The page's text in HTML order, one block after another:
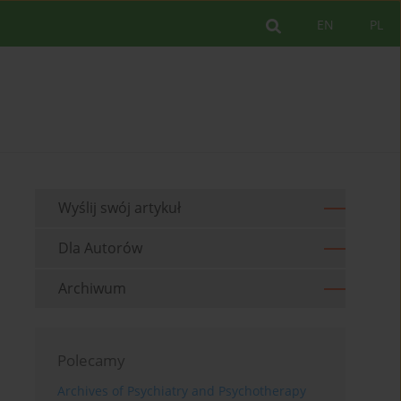
PL
EN
Wyślij swój artykuł
Dla Autorów
Archiwum
Polecamy
Archives of Psychiatry and Psychotherapy